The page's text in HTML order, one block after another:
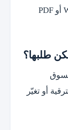
مقبول وموثّق. أرفق النموذج كملف Word أو PDF
طلبها؟
والسوق
أو تغيّر